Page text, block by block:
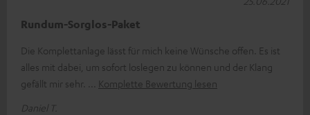
Rundum-Sorglos-Paket
Die Komplettanlage lässt für mich keine Wünsche offen. Es ist
alles mit dabei, um sofort loslegen zu können und der Klang
gefällt mir sehr.
Komplette Bewertung lesen
Daniel T.